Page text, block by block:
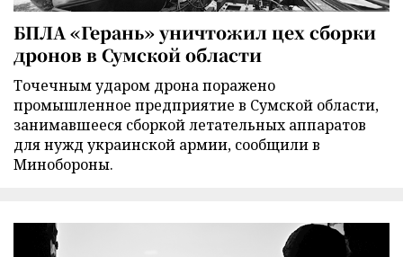
БПЛА «Герань» уничтожил цех сборки
дронов в Сумской области
Точечным ударом дрона поражено
промышленное предприятие в Сумской области,
занимавшееся сборкой летательных аппаратов
для нужд украинской армии, сообщили в
Минобороны.